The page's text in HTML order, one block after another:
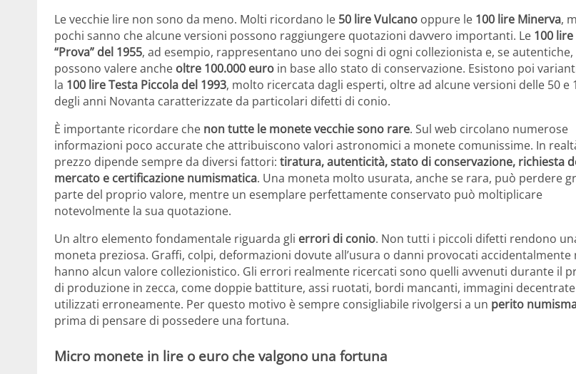
Le vecchie lire non sono da meno. Molti ricordano le 50 lire Vulcano oppure le 100 lire Minerva,
pochi sanno che alcune versioni possono raggiungere quotazioni davvero importanti. Le 100 lire
“Prova” del 1955, ad esempio, rappresentano uno dei sogni di ogni collezionista e, se autentiche,
possono valere anche oltre 100.000 euro in base allo stato di conservazione. Esistono poi
la 100 lire Testa Piccola del 1993, molto ricercata dagli esperti, oltre ad alcune versioni delle 50 e
degli anni Novanta caratterizzate da particolari difetti di conio.
È importante ricordare che non tutte le monete vecchie sono rare. Sul web circolano numerose
informazioni poco accurate che attribuiscono valori astronomici a monete comunissime. In
prezzo dipende sempre da diversi fattori: tiratura, autenticità, stato di conservazione, richiesta
mercato e certificazione numismatica. Una moneta molto usurata, anche se rara, può perdere
parte del proprio valore, mentre un esemplare perfettamente conservato può moltiplicare
notevolmente la sua quotazione.
Un altro elemento fondamentale riguarda gli errori di conio. Non tutti i piccoli difetti rendono
moneta preziosa. Graffi, colpi, deformazioni dovute all’usura o danni provocati accidentalmente
hanno alcun valore collezionistico. Gli errori realmente ricercati sono quelli avvenuti durante il
di produzione in zecca, come doppie battiture, assi ruotati, bordi mancanti, immagini
utilizzati erroneamente. Per questo motivo è sempre consigliabile rivolgersi a un perito
prima di pensare di possedere una fortuna.
Micro monete in lire o euro che valgono una fortuna